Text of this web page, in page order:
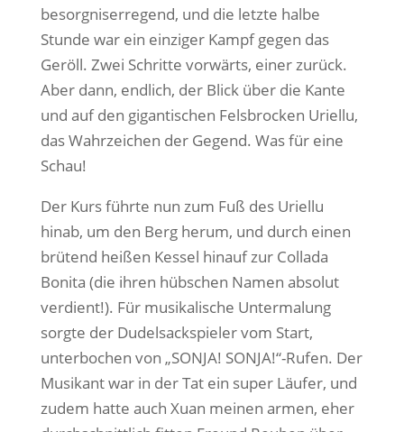
besorgniserregend, und die letzte halbe
Stunde war ein einziger Kampf gegen das
Geröll. Zwei Schritte vorwärts, einer zurück.
Aber dann, endlich, der Blick über die Kante
und auf den gigantischen Felsbrocken Uriellu,
das Wahrzeichen der Gegend. Was für eine
Schau!
Der Kurs führte nun zum Fuß des Uriellu
hinab, um den Berg herum, und durch einen
brütend heißen Kessel hinauf zur Collada
Bonita (die ihren hübschen Namen absolut
verdient!). Für musikalische Untermalung
sorgte der Dudelsackspieler vom Start,
unterbochen von „SONJA! SONJA!“-Rufen. Der
Musikant war in der Tat ein super Läufer, und
zudem hatte auch Xuan meinen armen, eher